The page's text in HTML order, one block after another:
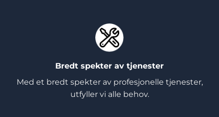
Bredt spekter av tjenester
Med et bredt spekter av profesjonelle tjenester,
utfyller vi alle behov.